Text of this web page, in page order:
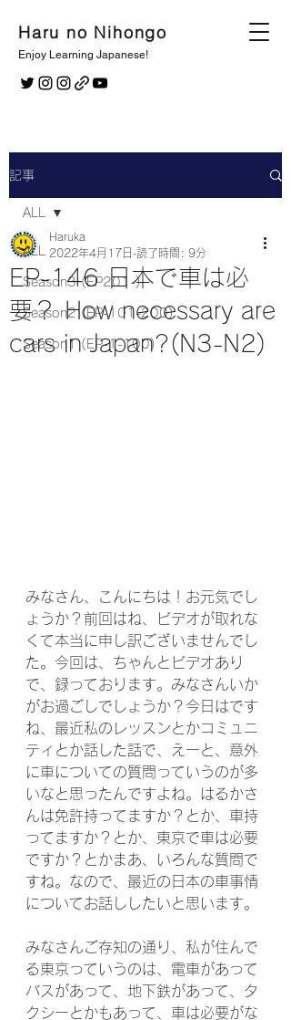
Haru no Nihongo
Enjoy Learning Japanese!
記事
ALL
Season3 (EP201-)
Season2 (EP-101-200)
Season1 (EP-1-100)
ALL
EP-146 日本で車は必
要？ How necessary are
cars in Japan?(N3-N2)
Haruka
2022年4月17日 読了時間: 9分
みなさん、こんにちは！お元気でし
ょうか？前回はね、ビデオが取れな
くて本当に申し訳ございませんでし
た。今回は、ちゃんとビデオあり
で、録っております。みなさんいか
がお過ごしでしょうか？今日はです
ね、最近私のレッスンとかコミュニ
ティとか話した話で、えーと、意外
に車についての質問っていうのが多
いなと思ったんですよね。はるかさ
んは免許持ってますか？とか、車持
ってますか？とか、東京で車は必要
ですか？とかまあ、いろんな質問で
すね。なので、最近の日本の車事情
についてお話ししたいと思います。
みなさんご存知の通り、私が住んで
る東京っていうのは、電車があって
バスがあって、地下鉄があって、タ
クシーとかもあって、車は必要がな